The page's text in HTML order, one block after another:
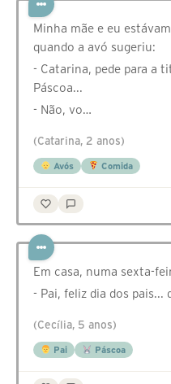
Minha mãe e eu
quando a avó sugeriu:
- Catarina, pede para a
Páscoa...
- Não, vo…
(Catarina, 2 anos)
Avós Comida
Em casa, numa sexta-
- Pai, feliz dia dos pais...
(Cecília, 5 anos)
Pai Páscoa